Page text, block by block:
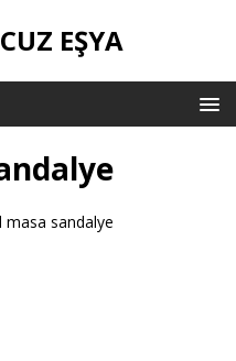
EŞYA
masa sandalye